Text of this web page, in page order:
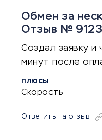
Обмен за
Отзыв №
Создал заявку и
минут после
ПЛЮСЫ
Скорость
Ответить на отзыв